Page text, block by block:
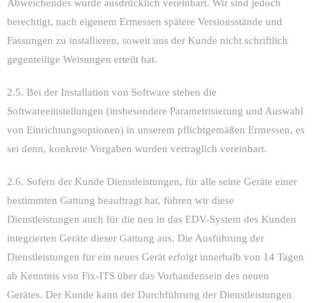
Abweichendes wurde ausdrücklich vereinbart. Wir sind jedoch
berechtigt, nach eigenem Ermessen spätere Versionsstände und
Fassungen zu installieren, soweit uns der Kunde nicht schriftlich
gegenteilige Weisungen erteilt hat.
2.5. Bei der Installation von Software stehen die
Softwareeinstellungen (insbesondere Parametrisierung und Auswahl
von Einrichtungsoptionen) in unserem pflichtgemäßen Ermessen, es
sei denn, konkrete Vorgaben wurden vertraglich vereinbart.
2.6. Sofern der Kunde Dienstleistungen, für alle seine Geräte einer
bestimmten Gattung beauftragt hat, führen wir diese
Dienstleistungen auch für die neu in das EDV-System des Kunden
integrierten Geräte dieser Gattung aus. Die Ausführung der
Dienstleistungen für ein neues Gerät erfolgt innerhalb von 14 Tagen
ab Kenntnis von Fix-ITS über das Vorhandensein des neuen
Gerätes. Der Kunde kann der Durchführung der Dienstleistungen